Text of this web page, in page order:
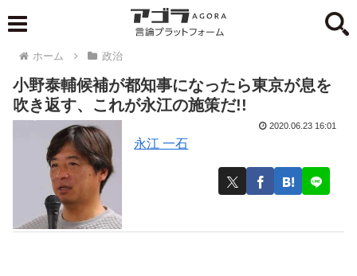
ホーム 政治
小野泰輔候補が都知事になったら東京が息を
吹き返す、これが永江の施策だ!!
永江 一石
2020.06.23 16:01